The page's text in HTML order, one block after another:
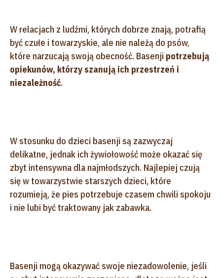
W relacjach z ludźmi, których dobrze znają, potrafią
być czułe i towarzyskie, ale nie należą do psów,
które narzucają swoją obecność. Basenji potrzebują
opiekunów, którzy szanują ich przestrzeń i
niezależność.
W stosunku do dzieci basenji są zazwyczaj
delikatne, jednak ich żywiołowość może okazać się
zbyt intensywna dla najmłodszych. Najlepiej czują
się w towarzystwie starszych dzieci, które
rozumieją, że pies potrzebuje czasem chwili spokoju
i nie lubi być traktowany jak zabawka.
Basenji mogą okazywać swoje niezadowolenie, jeśli